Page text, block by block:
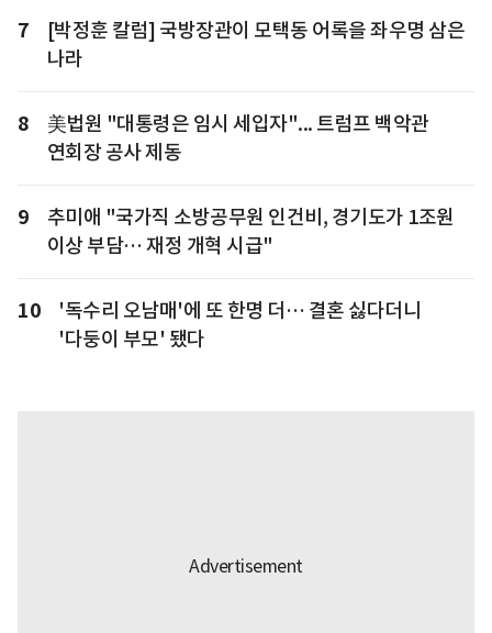
7
[박정훈 칼럼] 국방장관이 모택동 어록을 좌우명 삼은
나라
8
美법원 "대통령은 임시 세입자"... 트럼프 백악관
연회장 공사 제동
9
추미애 "국가직 소방공무원 인건비, 경기도가 1조원
이상 부담… 재정 개혁 시급"
10
'독수리 오남매'에 또 한명 더… 결혼 싫다더니
'다둥이 부모' 됐다